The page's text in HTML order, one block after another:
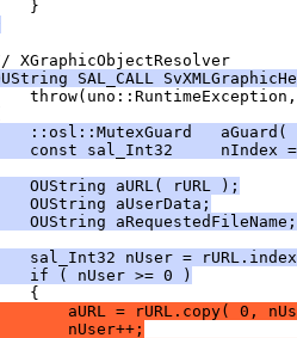
SAL_CALL
::osl::MutexGuard   aGuard(
const sal_Int32     nIndex
OUString aURL( rURL );
OUString aUserData;
OUString aRequestedFileName;
sal_Int32 nUser =
if ( nUser >= 0 )
aURL = rURL.copy( 0,
nUser++;